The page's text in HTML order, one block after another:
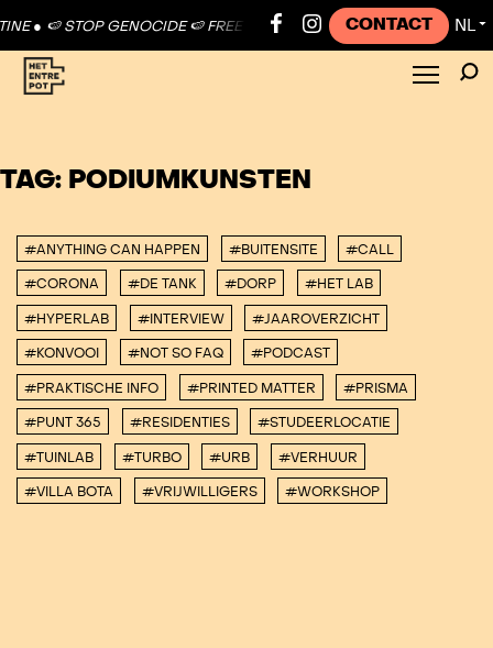
● 🍉 STOP GENOCIDE 🍉 FREE PALESTINE ● 🍉 STOP GENOCIDE
CONTACT NL ▼
TAG: PODIUMKUNSTEN
#ANYTHING CAN HAPPEN #BUITENSITE #CALL
#CORONA #DE TANK #DORP #HET LAB
#HYPERLAB #INTERVIEW #JAAROVERZICHT
#KONVOOI #NOT SO FAQ #PODCAST
#PRAKTISCHE INFO #PRINTED MATTER #PRISMA
#PUNT 365 #RESIDENTIES #STUDEERLOCATIE
#TUINLAB #TURBO #URB #VERHUUR
#VILLA BOTA #VRIJWILLIGERS #WORKSHOP